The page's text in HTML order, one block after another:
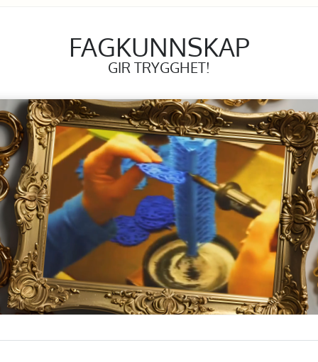
FAGKUNNSKAP
GIR TRYGGHET!